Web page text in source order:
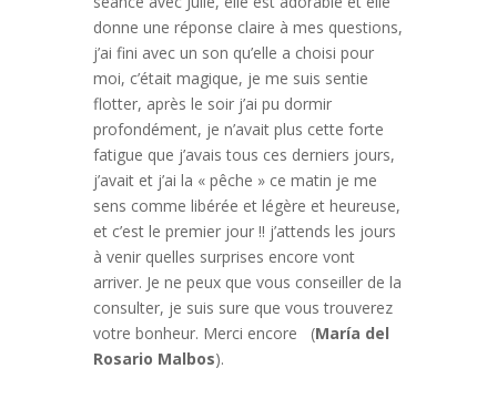
donne une réponse claire à mes questions,
j’ai fini avec un son qu’elle a choisi pour
moi, c’était magique, je me suis sentie
flotter, après le soir j’ai pu dormir
profondément, je n’avait plus cette forte
fatigue que j’avais tous ces derniers jours,
j’avait et j’ai la « pêche » ce matin je me
sens comme libérée et légère et heureuse,
et c’est le premier jour !! j’attends les jours
à venir quelles surprises encore vont
arriver. Je ne peux que vous conseiller de la
consulter, je suis sure que vous trouverez
votre bonheur. Merci encore (María del
Rosario Malbos).